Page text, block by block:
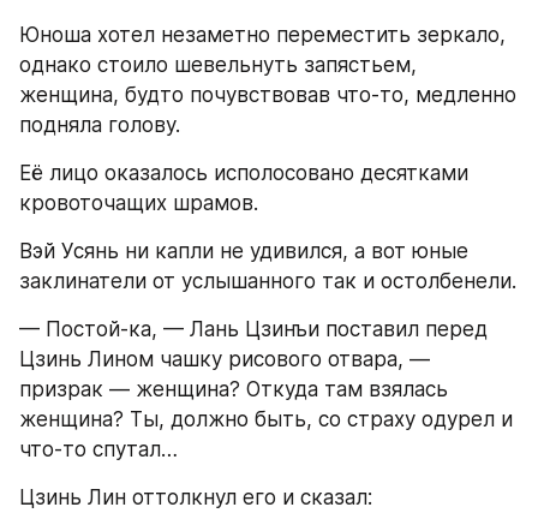
Юноша хотел незаметно переместить зеркало,
однако стоило шевельнуть запястьем,
женщина, будто почувствовав что-то, медленно
подняла голову.
Её лицо оказалось исполосовано десятками
кровоточащих шрамов.
Вэй Усянь ни капли не удивился, а вот юные
заклинатели от услышанного так и остолбенели.
— Постой-ка, — Лань Цзинъи поставил перед
Цзинь Лином чашку рисового отвара, —
призрак — женщина? Откуда там взялась
женщина? Ты, должно быть, со страху одурел и
что-то спутал…
Цзинь Лин оттолкнул его и сказал: